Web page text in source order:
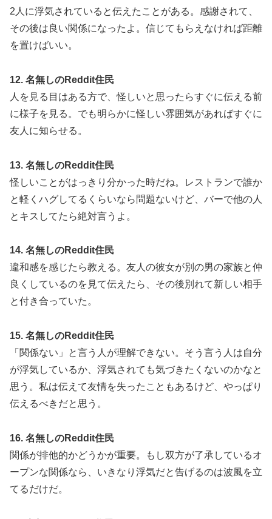
2人に浮気されていると伝えたことがある。感謝されて、
その後は良い関係になったよ。信じてもらえなければ距離
を置けばいい。
12. 名無しのReddit住民
人を見る目はある方で、怪しいと思ったらすぐに伝える前
に様子を見る。でも明らかに怪しい雰囲気があればすぐに
友人に知らせる。
13. 名無しのReddit住民
怪しいことがはっきり分かった時だね。レストランで誰か
と軽くハグしてるくらいなら問題ないけど、バーで他の人
とキスしてたら絶対言うよ。
14. 名無しのReddit住民
違和感を感じたら教える。友人の彼女が別の男の家族と仲
良くしているのを見て伝えたら、その後別れて新しい相手
と付き合っていた。
15. 名無しのReddit住民
「関係ない」と言う人が理解できない。そう言う人は自分
が浮気しているか、浮気されても気づきたくないのかなと
思う。私は伝えて友情を失ったこともあるけど、やっぱり
伝えるべきだと思う。
16. 名無しのReddit住民
関係が排他的かどうかが重要。もし双方が了承しているオ
ープンな関係なら、いきなり浮気だと告げるのは波風を立
てるだけだ。